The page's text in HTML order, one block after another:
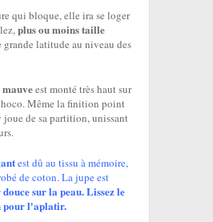
qui bloque, elle ira se loger
plus ou moins taille
grande latitude au niveau des
est monté très haut sur
Même la finition point
de sa partition, unissant
est dû au tissu à mémoire,
de coton. La jupe est
sur la peau. Lissez le
pour l'aplatir.